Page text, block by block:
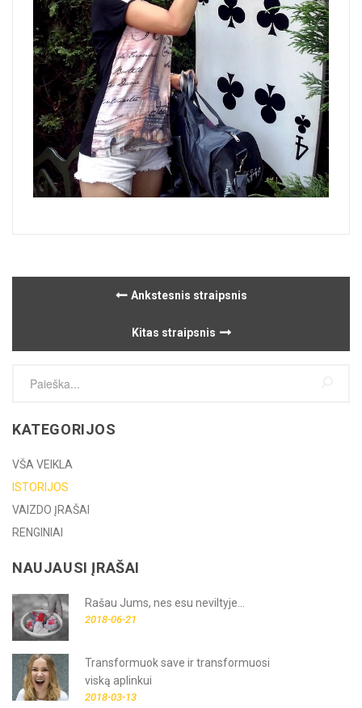
Ankstesnis straipsnis
Kitas straipsnis
KATEGORIJOS
VŠA VEIKLA
ISTORIJOS
VAIZDO ĮRAŠAI
RENGINIAI
NAUJAUSI ĮRAŠAI
Rašau Jums, nes esu neviltyje...
2018-06-21
Transformuok save ir transformuosi
viską aplinkui
2018-03-13